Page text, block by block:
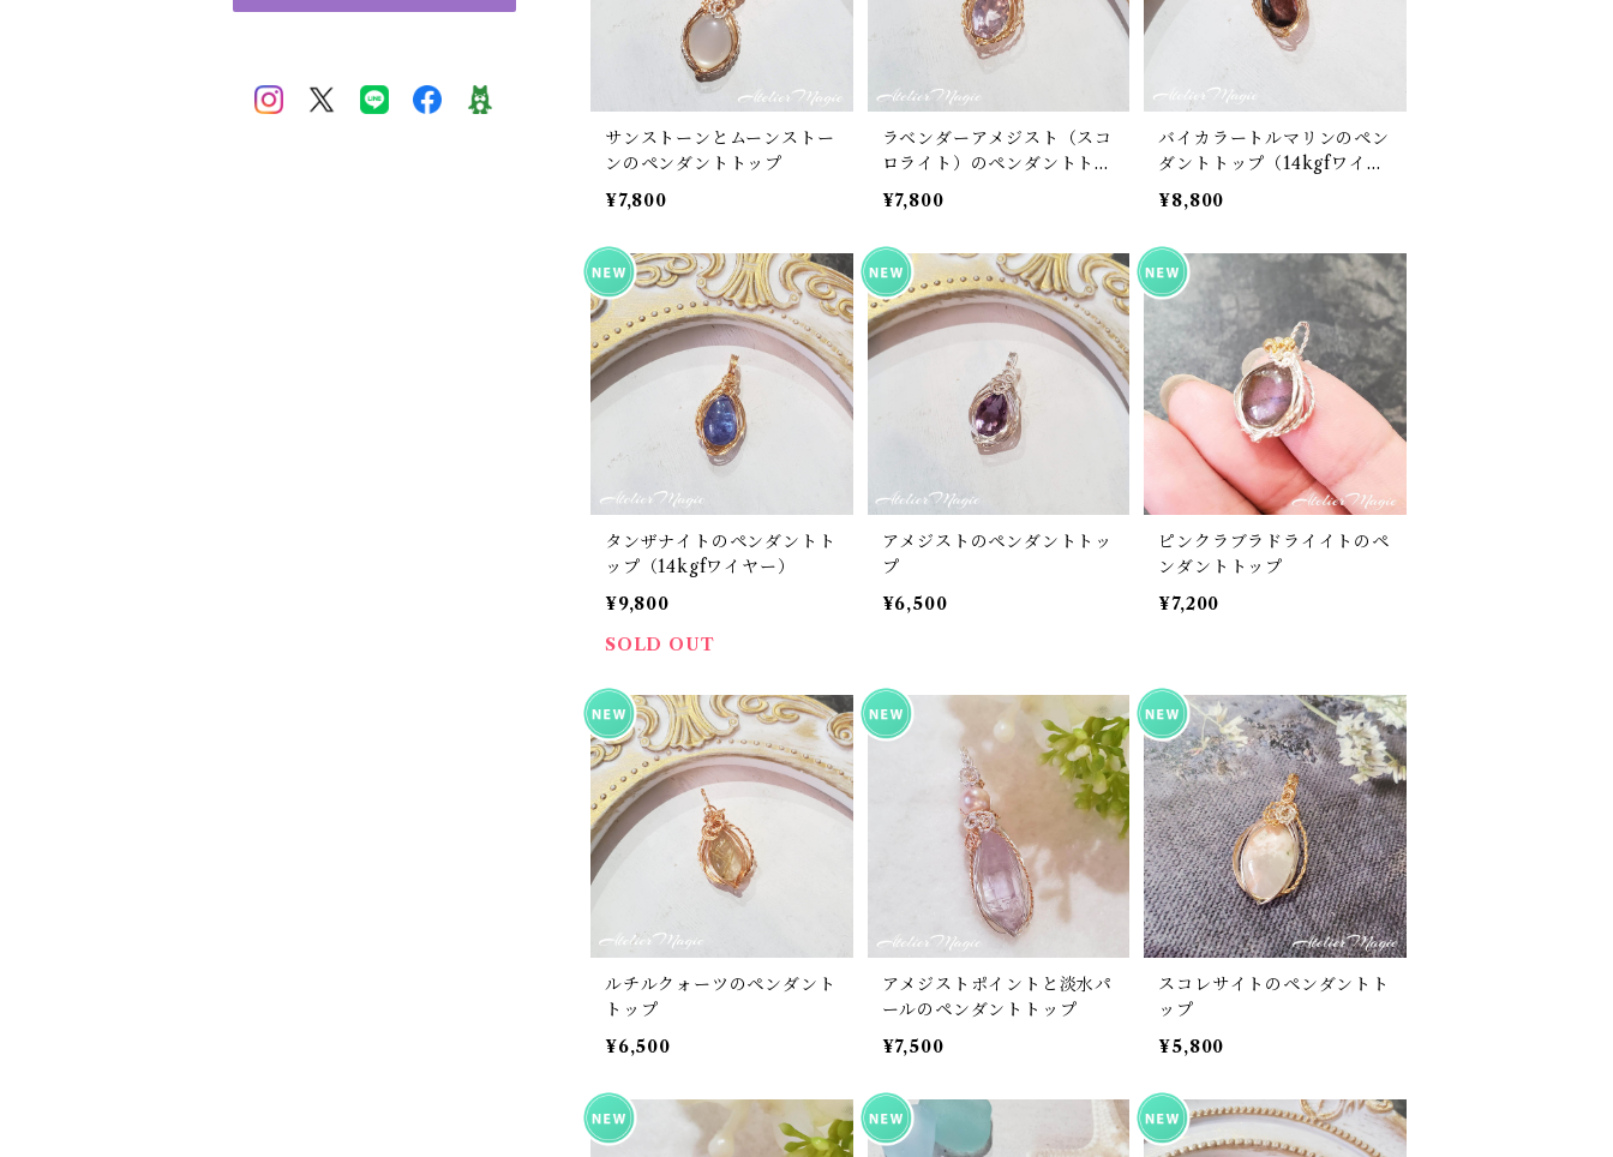
サンストーンとムーンストー
ンのペンダントトップ
¥7,800
ラベンダーアメジスト（スコ
ロライト）のペンダントトッ
プ （14kgfワイヤー）
¥7,800
バイカラートルマリンのペン
ダントトップ（14kgfワイヤ
ー）
¥8,800
タンザナイトのペンダントト
ップ（14kgfワイヤー）
¥9,800
SOLD OUT
アメジストのペンダントトッ
プ
¥6,500
ピンクラブラドライイトのペ
ンダントトップ
¥7,200
ルチルクォーツのペンダント
トップ
¥6,500
アメジストポイントと淡水パ
ールのペンダントトップ
¥7,500
スコレサイトのペンダントト
ップ
¥5,800